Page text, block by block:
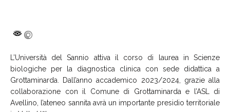
L’Università del Sannio attiva il corso di laurea in Scienze
biologiche per la diagnostica clinica con sede didattica a
Grottaminarda. Dall’anno accademico 2023/2024, grazie alla
collaborazione con il Comune di Grottaminarda e l’ASL di
Avellino, l’ateneo sannita avrà un importante presidio territoriale